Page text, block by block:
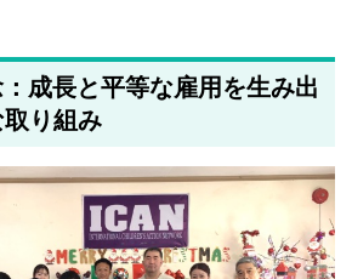
成長と平等な雇用を生み出
り組み